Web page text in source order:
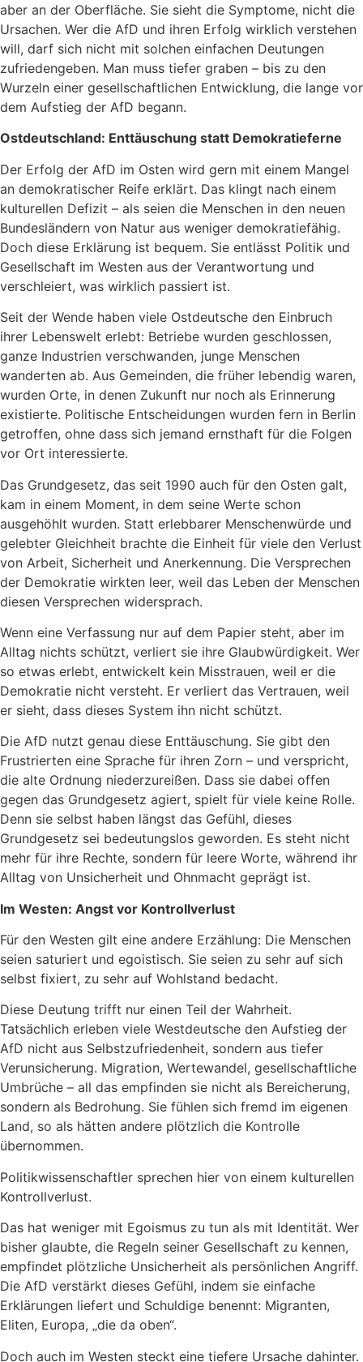
aber an der Oberfläche. Sie sieht die Symptome, nicht die
Ursachen. Wer die AfD und ihren Erfolg wirklich verstehen
will, darf sich nicht mit solchen einfachen Deutungen
zufriedengeben. Man muss tiefer graben – bis zu den
Wurzeln einer gesellschaftlichen Entwicklung, die lange vor
dem Aufstieg der AfD begann.
Ostdeutschland: Enttäuschung statt Demokratieferne
Der Erfolg der AfD im Osten wird gern mit einem Mangel
an demokratischer Reife erklärt. Das klingt nach einem
kulturellen Defizit – als seien die Menschen in den neuen
Bundesländern von Natur aus weniger demokratiefähig.
Doch diese Erklärung ist bequem. Sie entlässt Politik und
Gesellschaft im Westen aus der Verantwortung und
verschleiert, was wirklich passiert ist.
Seit der Wende haben viele Ostdeutsche den Einbruch
ihrer Lebenswelt erlebt: Betriebe wurden geschlossen,
ganze Industrien verschwanden, junge Menschen
wanderten ab. Aus Gemeinden, die früher lebendig waren,
wurden Orte, in denen Zukunft nur noch als Erinnerung
existierte. Politische Entscheidungen wurden fern in Berlin
getroffen, ohne dass sich jemand ernsthaft für die Folgen
vor Ort interessierte.
Das Grundgesetz, das seit 1990 auch für den Osten galt,
kam in einem Moment, in dem seine Werte schon
ausgehöhlt wurden. Statt erlebbarer Menschenwürde und
gelebter Gleichheit brachte die Einheit für viele den Verlust
von Arbeit, Sicherheit und Anerkennung. Die Versprechen
der Demokratie wirkten leer, weil das Leben der Menschen
diesen Versprechen widersprach.
Wenn eine Verfassung nur auf dem Papier steht, aber im
Alltag nichts schützt, verliert sie ihre Glaubwürdigkeit. Wer
so etwas erlebt, entwickelt kein Misstrauen, weil er die
Demokratie nicht versteht. Er verliert das Vertrauen, weil
er sieht, dass dieses System ihn nicht schützt.
Die AfD nutzt genau diese Enttäuschung. Sie gibt den
Frustrierten eine Sprache für ihren Zorn – und verspricht,
die alte Ordnung niederzureißen. Dass sie dabei offen
gegen das Grundgesetz agiert, spielt für viele keine Rolle.
Denn sie selbst haben längst das Gefühl, dieses
Grundgesetz sei bedeutungslos geworden. Es steht nicht
mehr für ihre Rechte, sondern für leere Worte, während ihr
Alltag von Unsicherheit und Ohnmacht geprägt ist.
Im Westen: Angst vor Kontrollverlust
Für den Westen gilt eine andere Erzählung: Die Menschen
seien saturiert und egoistisch. Sie seien zu sehr auf sich
selbst fixiert, zu sehr auf Wohlstand bedacht.
Diese Deutung trifft nur einen Teil der Wahrheit.
Tatsächlich erleben viele Westdeutsche den Aufstieg der
AfD nicht aus Selbstzufriedenheit, sondern aus tiefer
Verunsicherung. Migration, Wertewandel, gesellschaftliche
Umbrüche – all das empfinden sie nicht als Bereicherung,
sondern als Bedrohung. Sie fühlen sich fremd im eigenen
Land, so als hätten andere plötzlich die Kontrolle
übernommen.
Politikwissenschaftler sprechen hier von einem kulturellen
Kontrollverlust.
Das hat weniger mit Egoismus zu tun als mit Identität. Wer
bisher glaubte, die Regeln seiner Gesellschaft zu kennen,
empfindet plötzliche Unsicherheit als persönlichen Angriff.
Die AfD verstärkt dieses Gefühl, indem sie einfache
Erklärungen liefert und Schuldige benennt: Migranten,
Eliten, Europa, „die da oben“.
Doch auch im Westen steckt eine tiefere Ursache dahinter.